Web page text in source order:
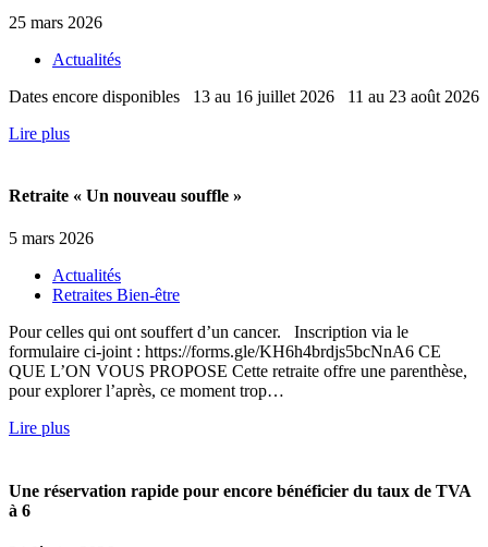
25 mars 2026
Actualités
Dates encore disponibles 13 au 16 juillet 2026 11 au 23 août 2026
Lire plus
Retraite « Un nouveau souffle »
5 mars 2026
Actualités
Retraites Bien-être
Pour celles qui ont souffert d’un cancer. Inscription via le
formulaire ci-joint : https://forms.gle/KH6h4brdjs5bcNnA6 CE
QUE L’ON VOUS PROPOSE Cette retraite offre une parenthèse,
pour explorer l’après, ce moment trop…
Lire plus
Une réservation rapide pour encore bénéficier du taux de TVA
à 6